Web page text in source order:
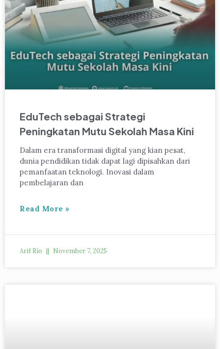
EduTech sebagai Strategi
Peningkatan Mutu Sekolah Masa Kini
Dalam era transformasi digital yang kian pesat,
dunia pendidikan tidak dapat lagi dipisahkan dari
pemanfaatan teknologi. Inovasi dalam
pembelajaran dan
Read More »
Arif Rio November 7, 2025